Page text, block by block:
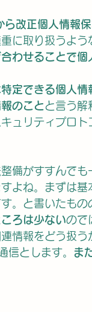
タイル商品 キ
電気工事士
改正個人情報保
に取り扱うよ
わせることで個
定できる個人
のことと言う解
ュリティプロト
備がすすんで
よね。まずは
。と書いたもの
ろは少ないので
情報をどう扱
信とします。
ま